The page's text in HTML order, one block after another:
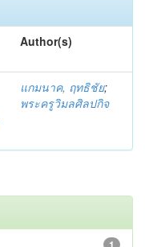
Author(s)
แกมนาค, ฤทธิชัย;
พระครูวิมลศิลปกิจ